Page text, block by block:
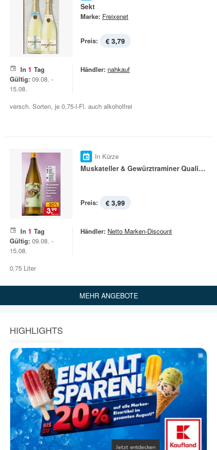
Sekt
Marke: Freixenet
Preis: € 3,79
In 1 Tag
Gültig: 09.08. -
15.08.
Händler: nahkauf
versch. Sorten, je 0,75-l-Fl. auch alkoholfrei
In Kürze
Muskateller & Gewürztraminer Qualitätswein
Preis: € 3,99
In 1 Tag
Gültig: 09.08. -
15.08.
Händler: Netto Marken-Discount
0,75 Liter
MEHR ANGEBOTE
HIGHLIGHTS